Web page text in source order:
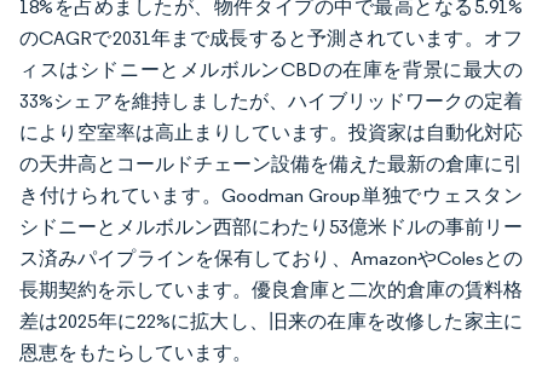
18%を占めましたが、物件タイプの中で最高となる5.91%
のCAGRで2031年まで成長すると予測されています。オフ
ィスはシドニーとメルボルンCBDの在庫を背景に最大の
33%シェアを維持しましたが、ハイブリッドワークの定着
により空室率は高止まりしています。投資家は自動化対応
の天井高とコールドチェーン設備を備えた最新の倉庫に引
き付けられています。Goodman Group単独でウェスタン
シドニーとメルボルン西部にわたり53億米ドルの事前リー
ス済みパイプラインを保有しており、AmazonやColesとの
長期契約を示しています。優良倉庫と二次的倉庫の賃料格
差は2025年に22%に拡大し、旧来の在庫を改修した家主に
恩恵をもたらしています。